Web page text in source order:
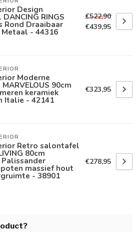
Design
RINGS
Rond Draaibaar
Metaal - 44316
€522,90
€439,95
Moderne
90cm
keramiek
Italie - 42141
€323,95
Retro salontafel
80cm
massief hout
- 38901
€278,95